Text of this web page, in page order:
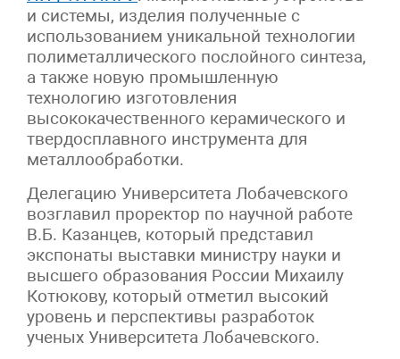
и системы, изделия полученные с
использованием уникальной технологии
полиметаллического послойного синтеза,
а также новую промышленную
технологию изготовления
высококачественного керамического и
твердосплавного инструмента для
металлообработки.
Делегацию Университета Лобачевского
возглавил проректор по научной работе
В.Б. Казанцев, который представил
экспонаты выставки министру науки и
высшего образования России Михаилу
Котюкову, который отметил высокий
уровень и перспективы разработок
ученых Университета Лобачевского.